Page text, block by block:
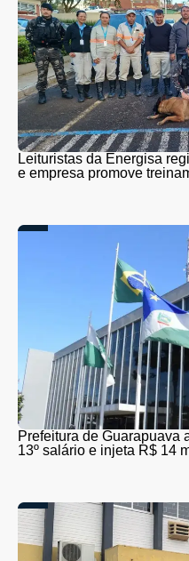
Leituristas da Energisa
e empresa promove
Prefeitura de Guarapuava
13º salário e injeta R$ 14